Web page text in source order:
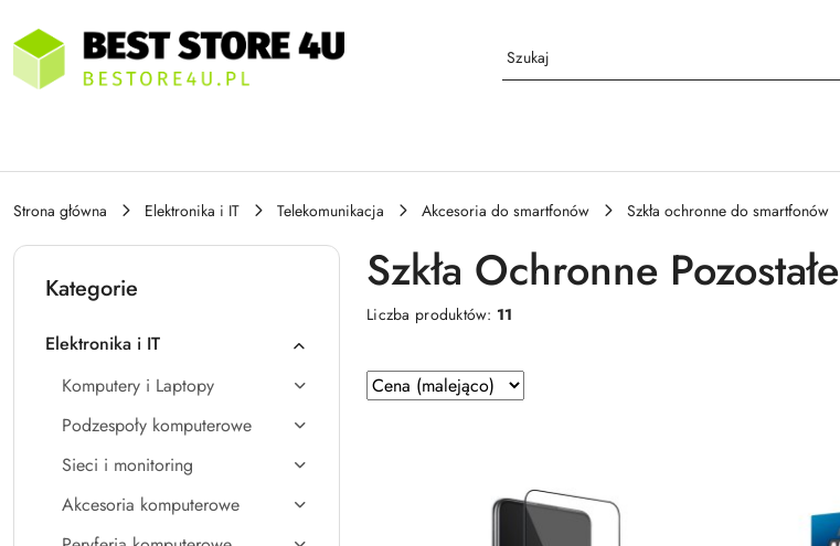
Przejdź do treści głównej
Przejdź do wyszukiwarki
Przejdź do moje konto
Przejdź do menu głównego
Przejdź do stopki
Strona główna Elektronika i IT Telekomunikacja Akcesoria do smartfonów Szkła ochronne do smartfonów
Kategorie
Elektronika i IT
Komputery i Laptopy
Podzespoły komputerowe
Sieci i monitoring
Akcesoria komputerowe
Szkła Ochronne Pozostałe
Liczba produktów: 11
Zastosowano
sortowanie:
Sortuj
według